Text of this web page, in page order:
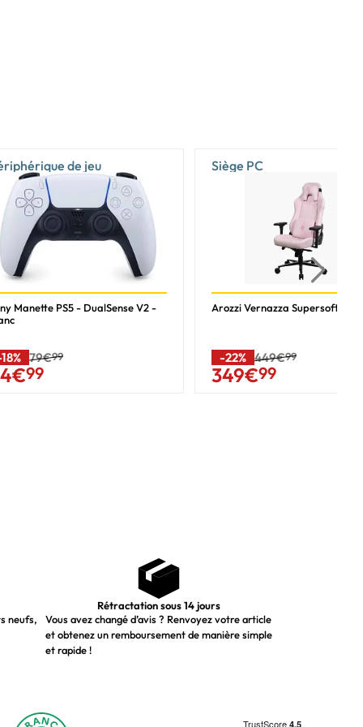
de jeu
Manette PS5 - DualSense V2 -
79€99
€99
Siège PC
Arozzi Vernazza Supersoft -
-22% 449€99
349€99
neufs,
Rétractation sous 14 jours
Vous avez changé d’avis ? Renvoyez votre article
et obtenez un remboursement de manière simple
et rapide !